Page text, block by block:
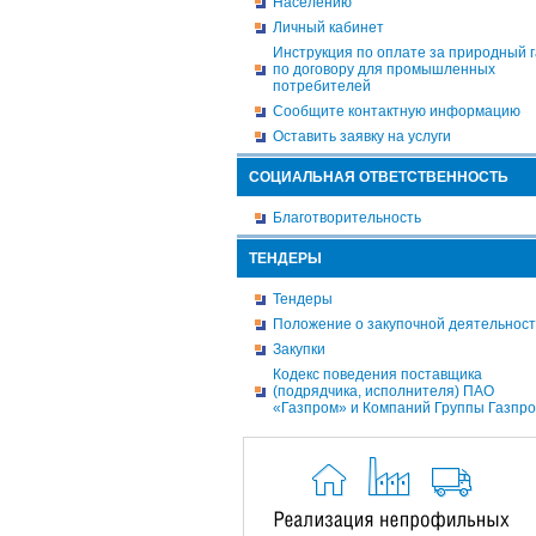
Личный кабинет
Инструкция по оплате за природный
по договору для промышленных
потребителей
Сообщите контактную информацию
Оставить заявку на услуги
СОЦИАЛЬНАЯ ОТВЕТСТВЕННОСТЬ
Благотворительность
ТЕНДЕРЫ
Тендеры
Положение о закупочной
Закупки
Кодекс поведения поставщика
(подрядчика, исполнителя) ПАО
«Газпром» и Компаний Группы